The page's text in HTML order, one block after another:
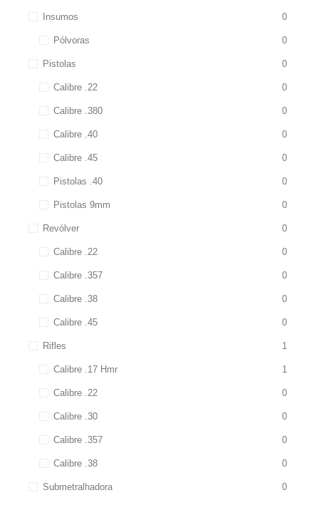
Insumos 0
Pólvoras 0
Pistolas 0
Calibre .22 0
Calibre .380 0
Calibre .40 0
Calibre .45 0
Pistolas .40 0
Pistolas 9mm 0
Revólver 0
Calibre .22 0
Calibre .357 0
Calibre .38 0
Calibre .45 0
Rifles 1
Calibre .17 Hmr 1
Calibre .22 0
Calibre .30 0
Calibre .357 0
Calibre .38 0
Submetralhadora 0